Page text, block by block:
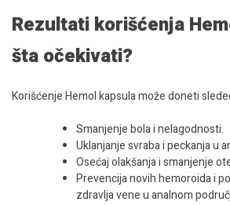
Rezultati korišćenja
šta očekivati?
Korišćenje Hemol kapsula može doneti
Smanjenje bola i nelagodnosti.
Uklanjanje svraba i peckanja u
Osećaj olakšanja i smanjenje
Prevencija novih hemoroida i
zdravlja vene u analnom